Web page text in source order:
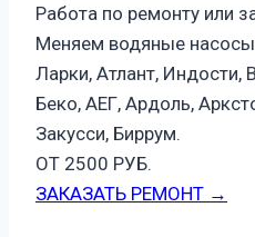
Работа по ремонту или
Меняем водяные насосы
Ларки, Атлант, Индости,
Беко, АЕГ, Ардоль,
Закусси, Биррум.
ОТ 2500 РУБ.
ЗАКАЗАТЬ РЕМОНТ →